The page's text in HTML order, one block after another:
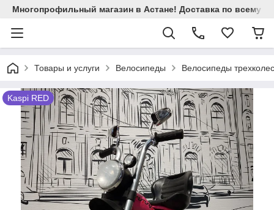
Многопрофильный магазин в Астане! Доставка по всему
Товары и услуги Велосипеды Велосипеды
Kaspi RED